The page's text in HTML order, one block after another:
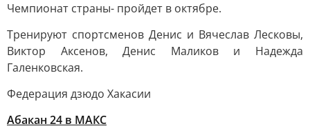
Чемпионат страны- пройдет в октябре.
Тренируют спортсменов Денис и Вячеслав Лесковы,
Виктор Аксенов, Денис Маликов и Надежда
Галенковская.
Федерация дзюдо Хакасии
Абакан 24 в МАКС